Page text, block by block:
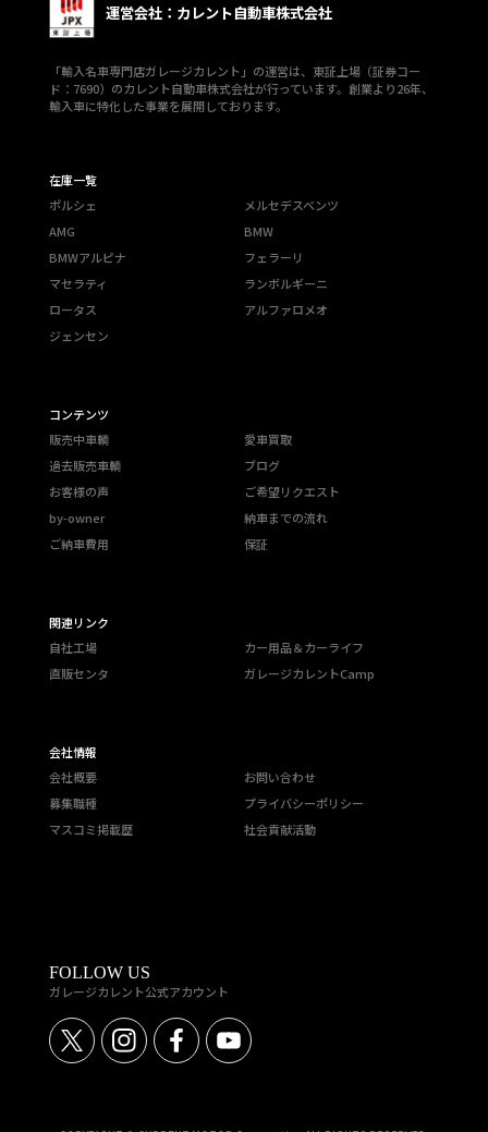
運営会社：カレント自動車株式会社
「輸入名車専門店ガレージカレント」の運営は、東証上場（証券コー
ド：7690）のカレント自動車株式会社が行っています。創業より26年、
輸入車に特化した事業を展開しております。
在庫一覧
ポルシェ
メルセデスベンツ
AMG
BMW
BMWアルピナ
フェラーリ
マセラティ
ランボルギーニ
ロータス
アルファロメオ
ジェンセン
コンテンツ
販売中車輌
愛車買取
過去販売車輌
ブログ
お客様の声
ご希望リクエスト
by-owner
納車までの流れ
ご納車費用
保証
関連リンク
自社工場
カー用品＆カーライフ
直販センタ
ガレージカレントCamp
会社情報
会社概要
お問い合わせ
募集職種
プライバシーポリシー
マスコミ掲載歴
社会貢献活動
FOLLOW US
ガレージカレント公式アカウント